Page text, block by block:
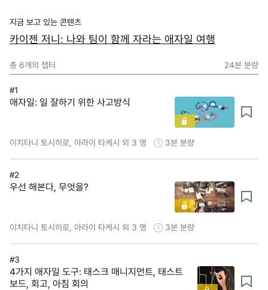
지금 보고 있는 콘텐츠
카이젠 저니: 나와 팀이 함께 자라는 애자일 여행
총 6개의 챕터 24분 분량
#1
애자일: 일 잘하기 위한 사고방식
이치타니 토시히로, 아라이 타케시 외 3 명 3분 분량
#2
우선 해본다, 무엇을?
이치타니 토시히로, 아라이 타케시 외 3 명 3분 분량
#3
4가지 애자일 도구: 태스크 매니지먼트, 태스트
보드, 회고, 아침 회의